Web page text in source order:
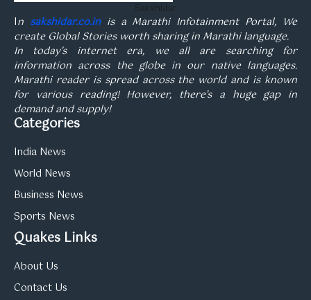
Sakshidar
In sakshidar.co.inis a Marathi Infotainment Portal, We
create Global Stories worth sharing in Marathi language.
In today’s internet era, we all are searching for
information across the globe in our native languages.
Marathi reader is spread across the world and is known
for various reading! However, there’s a huge gap in
demand and supply!
Categories
India News
World News
Business News
Sports News
Quakes Links
About Us
Contact Us